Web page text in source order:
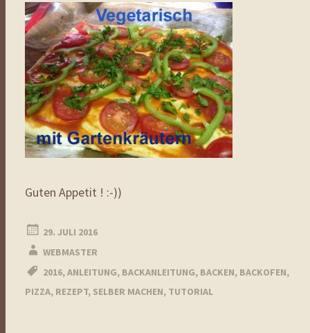
Guten Appetit ! :-))
29. JULI 2016
WEBMASTER
2016,ANLEITUNG, BACKANLEITUNG, BACKEN, BACKOFEN,
PIZZA, REZEPT, SELBER MACHEN, TUTORIAL